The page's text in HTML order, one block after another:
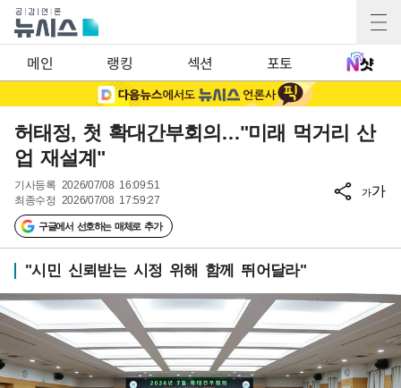
메인 랭킹 섹션 포토
허태정, 첫 확대간부회의…"미래 먹거리 산
업 재설계"
기사등록 2026/07/08 16:09:51
최종수정 2026/07/08 17:59:27
구글에서 선호하는 매체로 추가
가가
"시민 신뢰받는 시정 위해 함께 뛰어달라"